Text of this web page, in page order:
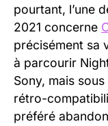
pourtant, l’une
2021 concerne
précisément sa
à parcourir
Sony, mais
rétro-
préféré